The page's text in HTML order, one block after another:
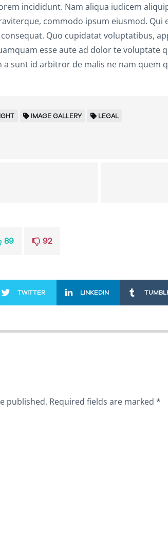
incididunt. Nam aliqua iudicem
commodo ipsum eiusmod. Qui
Quo cupidatat voluptatibus,
esse aute ad dolor te voluptate
sunt id arbitror de malis ne nam quem
IMAGE GALLERY LEGAL
89 92
TWITTER LINKEDIN
published. Required fields are marked *